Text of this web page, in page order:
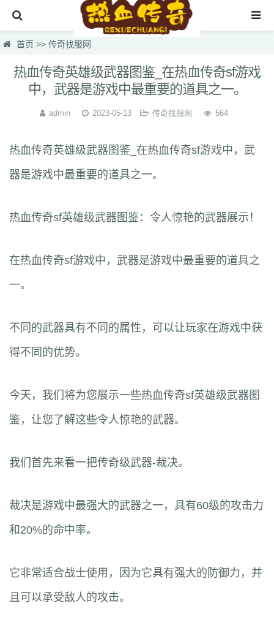
首页
新开传奇发布网
传奇sf最新
最新热血传奇私服
免费传奇发布网
首页 >> 传奇找服网
热血传奇英雄级武器图鉴_在热血传奇sf游戏
中，武器是游戏中最重要的道具之一。
admin 2023-05-13 传奇找服网 564
热血传奇英雄级武器图鉴_在热血传奇sf游戏中，武
器是游戏中最重要的道具之一。
热血传奇sf英雄级武器图鉴：令人惊艳的武器展示！
在热血传奇sf游戏中，武器是游戏中最重要的道具之
一。
不同的武器具有不同的属性，可以让玩家在游戏中获
得不同的优势。
今天，我们将为您展示一些热血传奇sf英雄级武器图
鉴，让您了解这些令人惊艳的武器。
我们首先来看一把传奇级武器-裁决。
裁决是游戏中最强大的武器之一，具有60级的攻击力
和20%的命中率。
它非常适合战士使用，因为它具有强大的防御力，并
且可以承受敌人的攻击。